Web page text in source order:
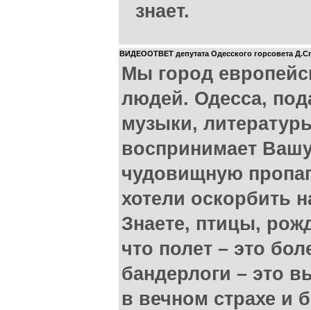
знает.
ВИДЕООТВЕТ депутата Одесского горсовета
Мы город
людей. Одесса,
музыки,
воспринимает
чудовищную
хотели оскорбить
Знаете, птицы,
что полет – это
бандерлоги – это
в вечном страхе и